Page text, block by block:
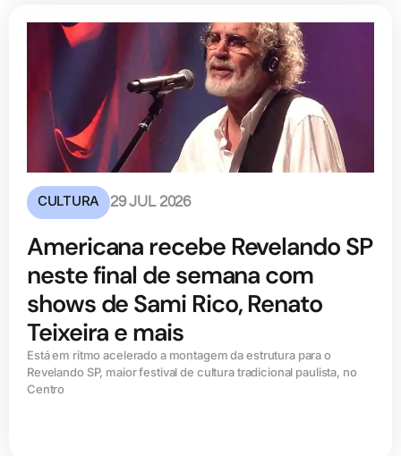
CULTURA 29 JUL 2026
Americana recebe Revelando SP
neste final de semana com
shows de Sami Rico, Renato
Teixeira e mais
Está em ritmo acelerado a montagem da estrutura para o
Revelando SP, maior festival de cultura tradicional paulista, no
Centro